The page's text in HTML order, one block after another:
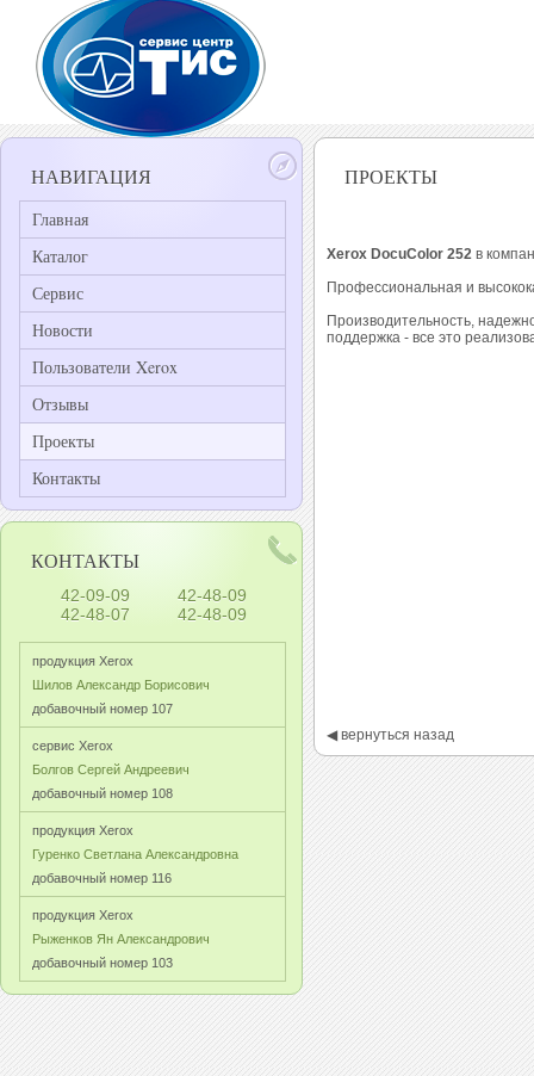
НАВИГАЦИЯ
Главная
Каталог
Сервис
Новости
Пользователи Xerox
Отзывы
Проекты
Контакты
КОНТАКТЫ
42-09-09
42-48-07
42-48-09
42-48-09
продукция Xerox
Шилов Александр Борисович
добавочный номер 107
сервис Xerox
Болгов Сергей Андреевич
добавочный номер 108
продукция Xerox
Гуренко Светлана Александровна
добавочный номер 116
продукция Xerox
Рыженков Ян Александрович
добавочный номер 103
ПРОЕКТЫ
Xerox DocuColor 252 в
Профессиональная и
Производительность,
поддержка - все это
◀ вернуться назад